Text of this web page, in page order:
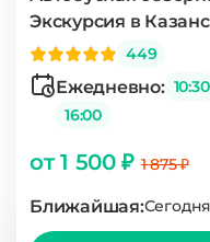
Экскурсия в
449
Ежедневно: 10:30
16:00
от 1 500 ₽1 875 ₽
Ближайшая: